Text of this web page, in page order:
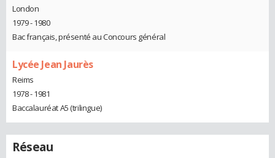
London
1979 - 1980
Bac français, présenté au Concours général
Lycée Jean Jaurès
Reims
1978 - 1981
Baccalauréat A5 (trilingue)
Réseau